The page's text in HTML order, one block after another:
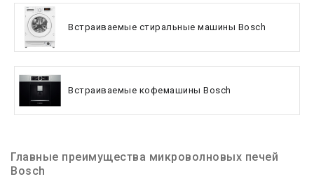
Встраиваемые стиральные машины Bosch
Встраиваемые кофемашины Bosch
Главные преимущества микроволновых печей
Bosch